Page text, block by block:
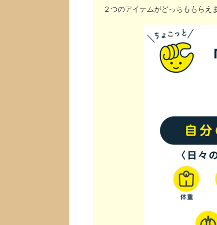
２つのアイテムがどっちももらえ